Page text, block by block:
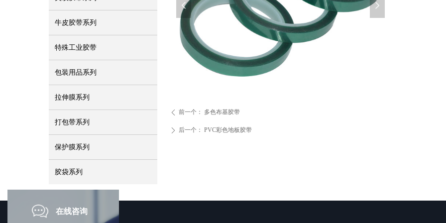
ꄴ 前一个： 多色布基胶带
牛皮胶带系列
特殊工业胶带
包装用品系列
拉伸膜系列
打包带系列
保护膜系列
胶袋系列
ꄲ 后一个： PVC彩色地板胶带
넳 넲
在线咨询